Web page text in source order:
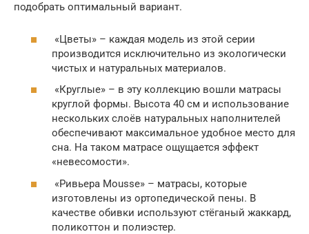
подобрать оптимальный вариант.
«Цветы» – каждая модель из этой серии
производится исключительно из экологически
чистых и натуральных материалов.
«Круглые» – в эту коллекцию вошли матрасы
круглой формы. Высота 40 см и использование
нескольких слоёв натуральных наполнителей
обеспечивают максимальное удобное место для
сна. На таком матрасе ощущается эффект
«невесомости».
«Ривьера Mousse» – матрасы, которые
изготовлены из ортопедической пены. В
качестве обивки используют стёганый жаккард,
поликоттон и полиэстер.